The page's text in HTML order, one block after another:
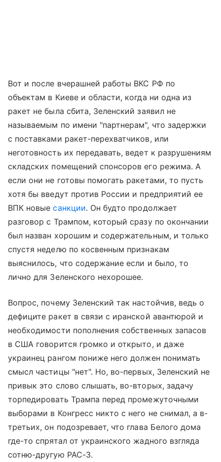
Вот и после вчерашней работы ВКС РФ по
объектам в Киеве и области, когда ни одна из
ракет не была сбита, Зеленский заявил не
называемым по имени "партнерам", что задержки
с поставками ракет-перехватчиков, или
неготовность их передавать, ведет к разрушениям
складских помещений спонсоров его режима. А
если они не готовы помогать ракетами, то пусть
хотя бы введут против России и предприятий ее
ВПК новыесанкции. Он будто продолжает
разговор с Трампом, который сразу по окончании
был назван хорошим и содержательным, и только
спустя неделю по косвенным признакам
выяснилось, что содержание если и было, то
лично для Зеленского нехорошее.
Вопрос, почему Зеленский так настойчив, ведь о
дефиците ракет в связи с иранской авантюрой и
необходимости пополнения собственных запасов
в США говорится громко и открыто, и даже
украинец рангом пониже него должен понимать
смысл частицы "нет". Но, во-первых, Зеленский не
привык это слово слышать, во-вторых, задачу
торпедировать Трампа перед промежуточными
выборами в Конгресс никто с него не снимал, а в-
третьих, он подозревает, что глава Белого дома
где-то спрятал от украинского жадного взгляда
сотню-другую PAC-3.